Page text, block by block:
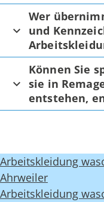
Wer
und
Können Sie
sie in
entstehen,
Arbeitskleidung
Ahrweiler
Arbeitskleidung